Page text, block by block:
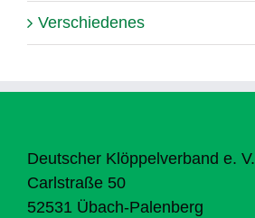
Verschiedenes
Deutscher Klöppelverband e. V.
Carlstraße 50
52531 Übach-Palenberg